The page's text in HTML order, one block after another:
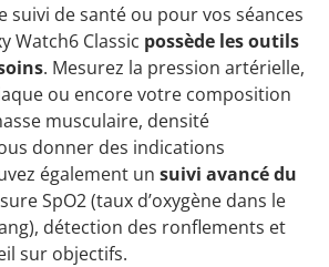
suivi de santé ou pour vos séances
Watch6 Classic possède les outils
. Mesurez la pression artérielle,
ou encore votre composition
musculaire, densité
donner des indications
également un suivi avancé du
SpO2 (taux d’oxygène dans le
détection des ronflements et
sur objectifs.